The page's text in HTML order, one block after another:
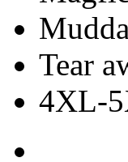
Tear
4XL-